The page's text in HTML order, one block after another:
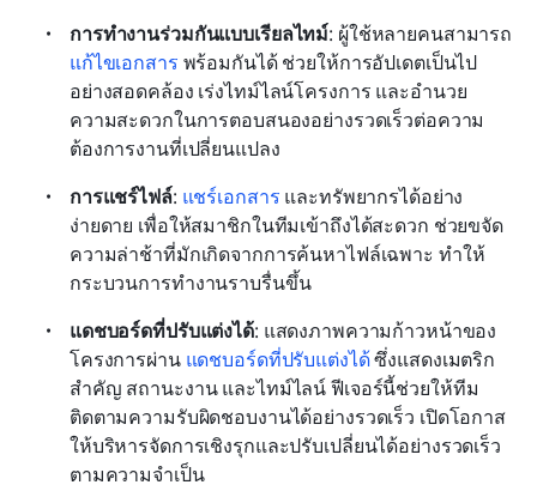
การทำงานร่วมกันแบบเรียลไทม์
แก้ไขเอกสาร พร้อมกันได้ ช่วยให้การอัปเดตเป็นไป
อย่างสอดคล้อง เร่งไทม์ไลน์โครงการ และอำนวย
ความสะดวกในการตอบสนองอย่างรวดเร็วต่อความ
ต้องการงานที่เปลี่ยนแปลง
การแชร์ไฟล์: แชร์เอกสาร และทรัพยากรได้อย่าง
ง่ายดาย เพื่อให้สมาชิกในทีมเข้าถึงได้สะดวก ช่วยขจัด
ความล่าช้าที่มักเกิดจากการค้นหาไฟล์เฉพาะ ทำให้
กระบวนการทำงานราบรื่นขึ้น
แดชบอร์ดที่ปรับแต่งได้: แสดงภาพความก้าวหน้าของ
โครงการผ่าน แดชบอร์ดที่ปรับแต่งได้ ซึ่งแสดงเมตริก
สำคัญ สถานะงาน และไทม์ไลน์ ฟีเจอร์นี้ช่วยให้ทีม
ติดตามความรับผิดชอบงานได้อย่างรวดเร็ว เปิดโอกาส
ให้บริหารจัดการเชิงรุกและปรับเปลี่ยนได้อย่างรวดเร็ว
ตามความจำเป็น